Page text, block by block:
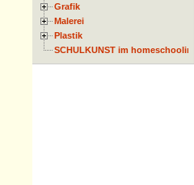
Grafik
Malerei
Plastik
SCHULKUNST im homeschooling